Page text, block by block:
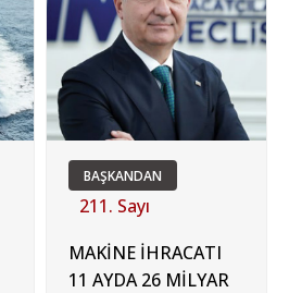
BAŞKANDAN
211. Sayı
MAKİNE İHRACATI
11 AYDA 26 MİLYAR